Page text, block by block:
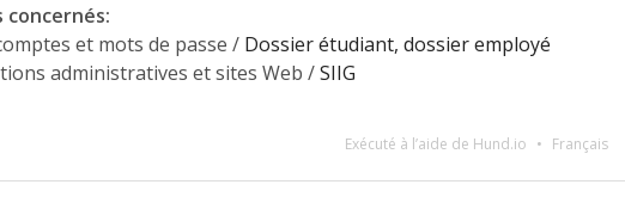
concernés:
et mots de passe / Dossier étudiant, dossier employé
administratives et sites Web /SIIG
Exécuté à l’aide de Hund.io Français